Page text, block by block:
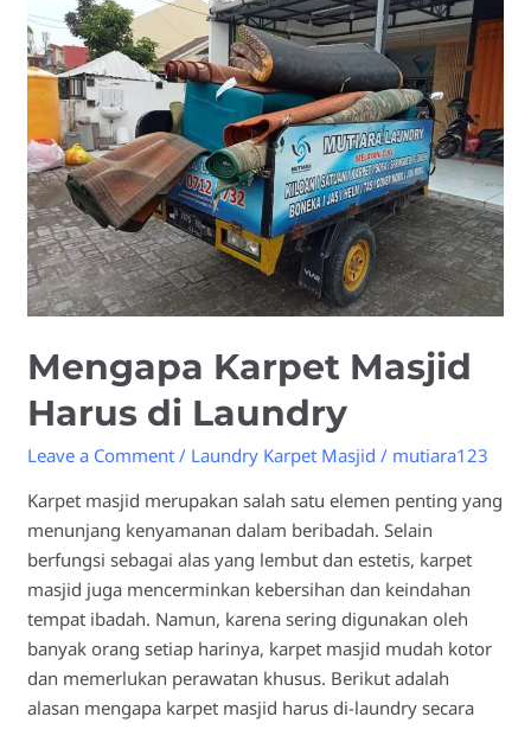
Mengapa Karpet Masjid
Harus di Laundry
Leave a Comment / Laundry Karpet Masjid / mutiara123
Karpet masjid merupakan salah satu elemen penting yang
menunjang kenyamanan dalam beribadah. Selain
berfungsi sebagai alas yang lembut dan estetis, karpet
masjid juga mencerminkan kebersihan dan keindahan
tempat ibadah. Namun, karena sering digunakan oleh
banyak orang setiap harinya, karpet masjid mudah kotor
dan memerlukan perawatan khusus. Berikut adalah
alasan mengapa karpet masjid harus di-laundry secara
Masjid
Harus
di
Laundry